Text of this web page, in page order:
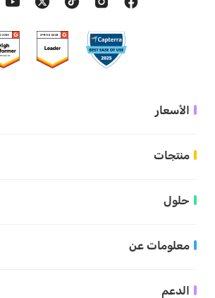
الأسعار
منتجات
حلول
معلومات عن
الدعم